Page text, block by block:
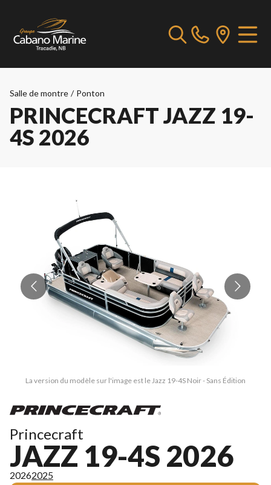
Salle de montre / Ponton
PRINCECRAFT JAZZ 19-
4S 2026
La version du modèle sur l'image est le Jazz 19-4S Noir - Sans Édition
Princecraft
JAZZ 19-4S 2026
20262025